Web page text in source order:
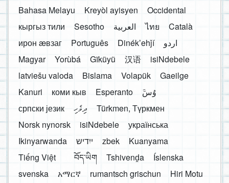
Bahasa Melayu
Kreyòl ayisyen
Occidental
кыргыз тили
Sesotho العربية ไทย
Català
ирон æвзаг
Português Dinékʼehǰí
اردو
Magyar
Yorùbá Gĩkũyũ 汉语
isiNdebele
latviešu valoda
Bislama Volapük
Gaeilge
Kanuri
коми кыв Esperanto
َوُسَ
српски језик
ދިވެހި
Türkmen, Түркмен
Norsk nynorsk
isiNdebele
українська
Ikinyarwanda
ייִדיש zbek
Kuanyama
Tiếng Việt
བོད་ཡིག Tshivenḓa
Íslenska
svenska
አማርኛ rumantsch grischun
Hiri Motu